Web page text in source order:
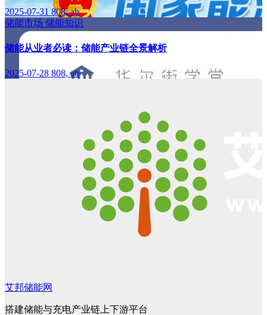
2025-07-31 808, ab
储能市场 储能知识
储能从业者必读：储能产业链全景解析
2025-07-28 808, ab
艾邦储能网
搭建储能与充电产业链上下游平台